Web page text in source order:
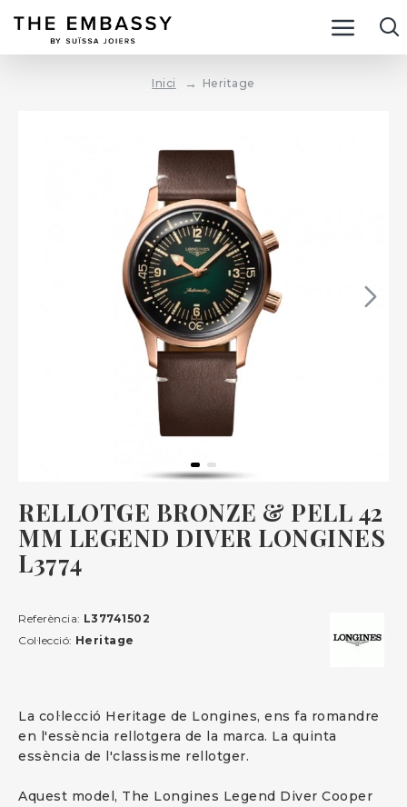
Inici Heritage
RELLOTGE BRONZE & PELL 42
MM LEGEND DIVER LONGINES
L3774
La col·lecció Heritage de Longines, ens fa romandre
en l'essència rellotgera de la marca. La quinta
essència de l'classisme rellotger.
Aquest model, The Longines Legend Diver Cooper
Referència: L37741502
Col·lecció: Heritage